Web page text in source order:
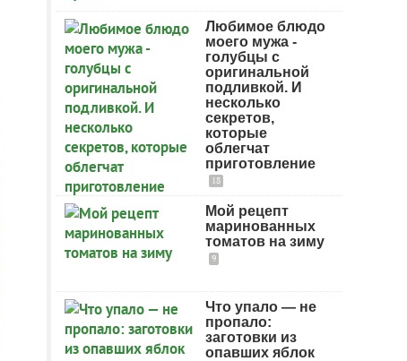
Любимое блюдо
моего мужа -
голубцы с
оригинальной
подливкой. И
несколько
секретов,
которые
облегчат
приготовление
18
Мой рецепт
маринованных
томатов на зиму
9
Что упало — не
пропало:
заготовки из
опавших яблок